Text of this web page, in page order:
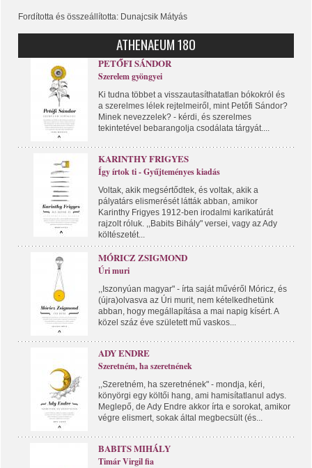
Fordította és összeállította: Dunajcsik Mátyás
ATHENAEUM 180
PETŐFI SÁNDOR
Szerelem gyöngyei
Ki tudna többet a visszautasíthatatlan bókokról és
a szerelmes lélek rejtelmeiről, mint Petőfi Sándor?
Minek nevezzelek? - kérdi, és szerelmes
tekintetével bebarangolja csodálata tárgyát....
KARINTHY FRIGYES
Így írtok ti - Gyűjteményes kiadás
Voltak, akik megsértődtek, és voltak, akik a
pályatárs elismerését látták abban, amikor
Karinthy Frigyes 1912-ben irodalmi karikatúrát
rajzolt róluk. ,,Babits Bihály" versei, vagy az Ady
költészetét...
MÓRICZ ZSIGMOND
Úri muri
,,Iszonyúan magyar" - írta saját művéről Móricz, és
(újra)olvasva az Úri murit, nem kételkedhetünk
abban, hogy megállapítása a mai napig kísért. A
közel száz éve született mű vaskos...
ADY ENDRE
Szeretném, ha szeretnének
,,Szeretném, ha szeretnének" - mondja, kéri,
könyörgi egy költői hang, ami hamisítatlanul adys.
Meglepő, de Ady Endre akkor írta e sorokat, amikor
végre elismert, sokak által megbecsült (és...
BABITS MIHÁLY
Timár Virgil fia